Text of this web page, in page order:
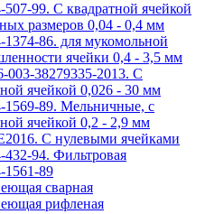
99. C квадратной ячейкой
размеров 0,04 - 0,4 мм
86. для мукомольной
ячейки 0,4 - 3,5 мм
003-38279335-2013. С
ячейкой 0,026 - 30 мм
1569-89. Мельничные, с
ячейкой 0,2 - 2,9 мм
С нулевыми ячейками
94. Фильтровая
89
сварная
рифленая